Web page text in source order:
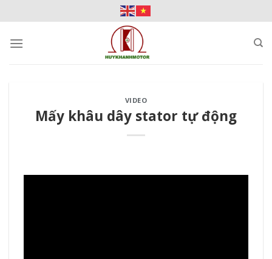
to
content
VIDEO
Mấy khâu dây stator tự động